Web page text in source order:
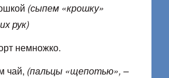
(сыпем «крошку»
рук)
немножко.
чай, (пальцы «щепотью», –